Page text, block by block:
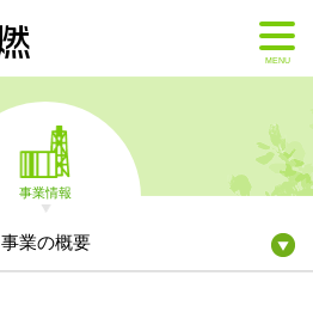
MENU
事業情報
事業の概要